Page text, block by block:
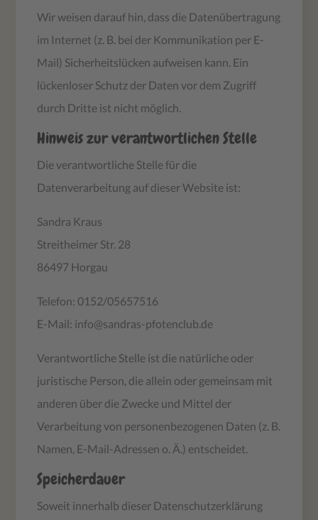
Wir weisen darauf hin, dass die Datenübertragung
im Internet (z. B. bei der Kommunikation per E-
Mail) Sicherheitslücken aufweisen kann. Ein
lückenloser Schutz der Daten vor dem Zugriff
durch Dritte ist nicht möglich.
Hinweis zur verantwortlichen Stelle
Die verantwortliche Stelle für die
Datenverarbeitung auf dieser Website ist:
Sandra Kraus
Streitheimer Str. 28
86497 Horgau
Telefon: 0152/05657516
E-Mail: info@sandras-pfotenclub.de
Verantwortliche Stelle ist die natürliche oder
juristische Person, die allein oder gemeinsam mit
anderen über die Zwecke und Mittel der
Verarbeitung von personenbezogenen Daten (z. B.
Namen, E-Mail-Adressen o. Ä.) entscheidet.
Speicherdauer
Soweit innerhalb dieser Datenschutzerklärung